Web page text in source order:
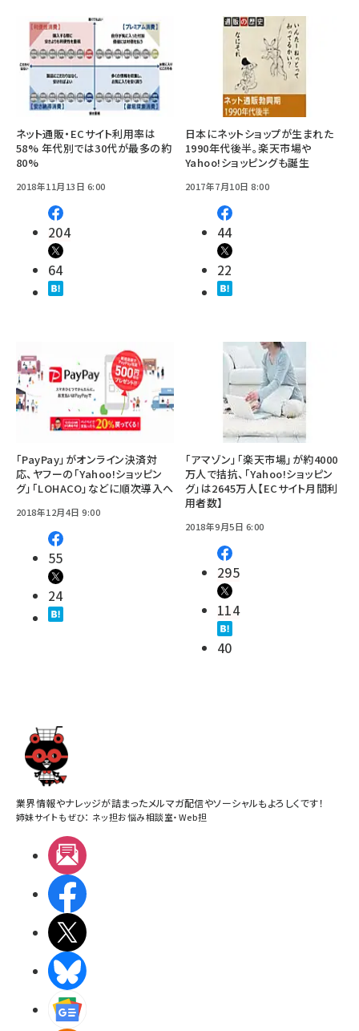
ネット通販・ECサイト利用率は
58% 年代別では30代が最多の約
80%
2018年11月13日 6:00
204
64
日本にネットショップが生まれた
1990年代後半。楽天市場や
Yahoo!ショッピングも誕生
2017年7月10日 8:00
44
22
「PayPay」がオンライン決済対
応、ヤフーの「Yahoo!ショッピン
グ」「LOHACO」などに順次導入へ
2018年12月4日 9:00
55
24
「アマゾン」「楽天市場」が約4000
万人で拮抗、「Yahoo!ショッピン
グ」は2645万人【ECサイト月間利
用者数】
2018年9月5日 6:00
295
114
40
業界情報やナレッジが詰まったメルマガ配信やソーシャルもよろしくです！
姉妹サイトもぜひ： ネッ担お悩み相談室・Web担